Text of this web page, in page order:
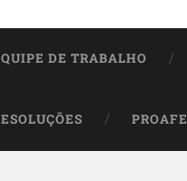
DE TRABALHO
PROAFE